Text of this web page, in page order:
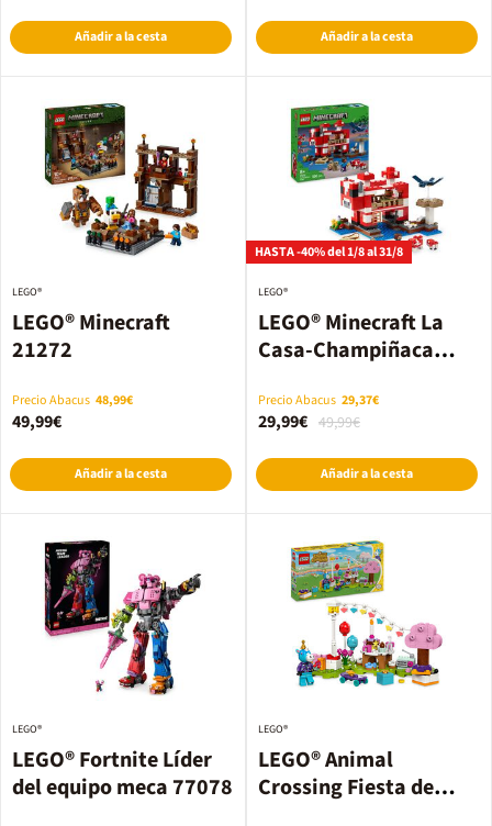
Añadir a la cesta Añadir a la cesta
LEGO® Minecraft
21272
LEGO®
Precio Abacus 48,99€
49,99€
Añadir a la cesta
HASTA -40% del 1/8 al 31/8
LEGO® Minecraft La
Casa-Champiñaca
LEGO®
Precio Abacus 29,37€
49,99€
29,99€
Añadir a la cesta
LEGO® Fortnite Líder
del equipo meca 77078
LEGO®
LEGO® Animal
Crossing Fiesta de
LEGO®